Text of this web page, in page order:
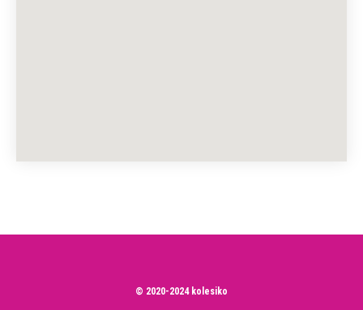
© 2020-2024 kolesiko